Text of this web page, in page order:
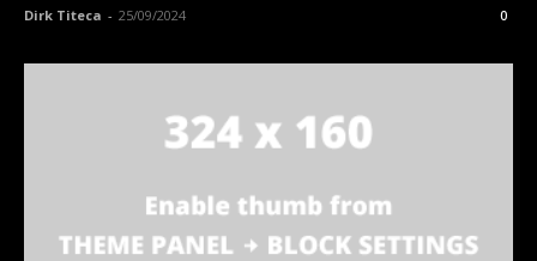
Dirk Titeca - 25/09/2024 0